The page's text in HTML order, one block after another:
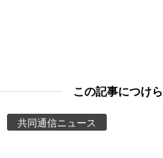
スポーツ・東京2020
Topics
Images
この記事につけ
共同通信ニュース